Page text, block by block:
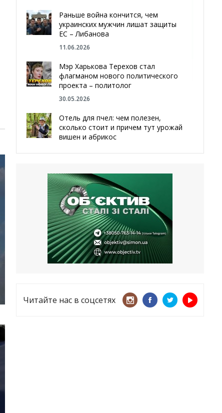
Раньше война кончится, чем
украинских мужчин лишат защиты
ЕС – Либанова
11.06.2026
Мэр Харькова Терехов стал
флагманом нового политического
проекта – политолог
30.05.2026
Отель для пчел: чем полезен,
сколько стоит и причем тут урожай
вишен и абрикос
Чугуева, города, который устоял,
несмотря ни на что
21.05.2026
«ТЦК нарушает закон? Пусть
платят!» Как благодаря штрафу
женщину сняли с учета
15.05.2026
Читайте нас в соцсетях